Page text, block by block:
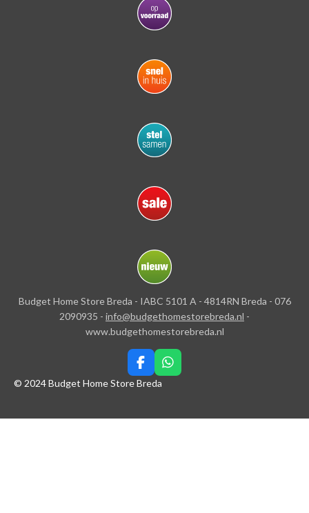
Budget Home Store Breda - IABC 5101 A - 4814RN Breda - 076
2090935 - info@budgethomestorebreda.nl -
www.budgethomestorebreda.nl
F
a
b
W
h
s
© 2024 Budget Home Store Breda